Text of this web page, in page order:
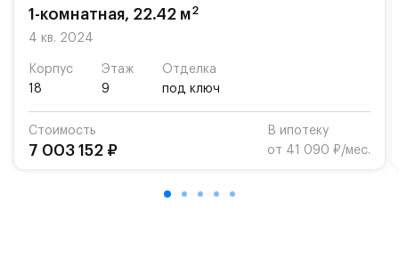
1-комнатная, 22.42 м2
4 кв. 2024
Корпус
18
Этаж
9
Отделка
под ключ
Стоимость
7 003 152 ₽
В ипотеку
от 41 090 ₽/мес.